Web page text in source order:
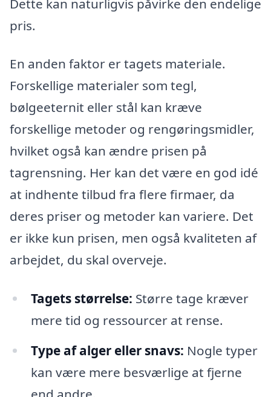
Dette kan naturligvis påvirke den endelige
pris.
En anden faktor er tagets materiale.
Forskellige materialer som tegl,
bølgeeternit eller stål kan kræve
forskellige metoder og rengøringsmidler,
hvilket også kan ændre prisen på
tagrensning. Her kan det være en god idé
at indhente tilbud fra flere firmaer, da
deres priser og metoder kan variere. Det
er ikke kun prisen, men også kvaliteten af
arbejdet, du skal overveje.
Tagets størrelse: Større tage kræver
mere tid og ressourcer at rense.
Type af alger eller snavs: Nogle typer
kan være mere besværlige at fjerne